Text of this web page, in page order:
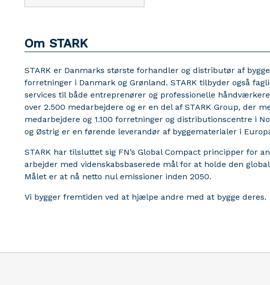
Om STARK
STARK er Danmarks største forhandler og distributør af
forretninger i Danmark og Grønland. STARK tilbyder også
services til både entreprenører og professionelle
over 2.500 medarbejdere og er en del af STARK Group, der
medarbejdere og 1.100 forretninger og distributionscentre i
og Østrig er en førende leverandør af byggematerialer i
STARK har tilsluttet sig FN’s Global Compact principper for
arbejder med videnskabsbaserede mål for at holde den
Målet er at nå netto nul emissioner inden 2050.
Vi bygger fremtiden ved at hjælpe andre med at bygge deres.